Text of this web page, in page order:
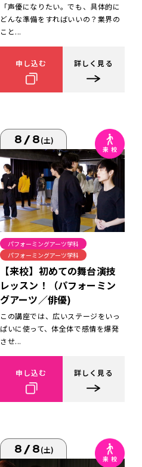
「声優になりたい。でも、具体的に
どんな準備をすればいいの？業界の
こと...
申し込む 詳しく見る
8/8(土)
パフォーミングアーツ学科
パフォーミングアーツ学科
【来校】初めての舞台演技
レッスン！（パフォーミン
グアーツ／俳優)
この講座では、広いステージをいっ
ぱいに使って、体全体で感情を爆発
させ...
申し込む 詳しく見る
8/8(土)